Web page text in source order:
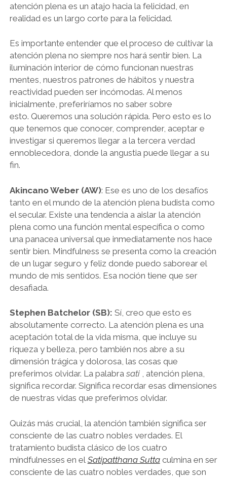
atención plena es un atajo hacia la felicidad, en
realidad es un largo corte para la felicidad.
Es importante entender que el proceso de cultivar la
atención plena no siempre nos hará sentir bien. La
iluminación interior de cómo funcionan nuestras
mentes, nuestros patrones de hábitos y nuestra
reactividad pueden ser incómodas. Al menos
inicialmente, preferiríamos no saber sobre
esto. Queremos una solución rápida. Pero esto es lo
que tenemos que conocer, comprender, aceptar e
investigar si queremos llegar a la tercera verdad
ennoblecedora, donde la angustia puede llegar a su
fin.
Akincano Weber (AW): Ese es uno de los desafíos
tanto en el mundo de la atención plena budista como
el secular. Existe una tendencia a aislar la atención
plena como una función mental específica o como
una panacea universal que inmediatamente nos hace
sentir bien. Mindfulness se presenta como la creación
de un lugar seguro y feliz donde puedo saborear el
mundo de mis sentidos. Esa noción tiene que ser
desafiada.
Stephen Batchelor (SB): Sí, creo que esto es
absolutamente correcto. La atención plena es una
aceptación total de la vida misma, que incluye su
riqueza y belleza, pero también nos abre a su
dimensión trágica y dolorosa, las cosas que
preferimos olvidar. La palabra sati, atención plena,
significa recordar. Significa recordar esas dimensiones
de nuestras vidas que preferimos olvidar.
Quizás más crucial, la atención también significa ser
consciente de las cuatro nobles verdades. El
tratamiento budista clásico de los cuatro
mindfulnesses en el Satipatthana Suttaculmina en ser
consciente de las cuatro nobles verdades, que son